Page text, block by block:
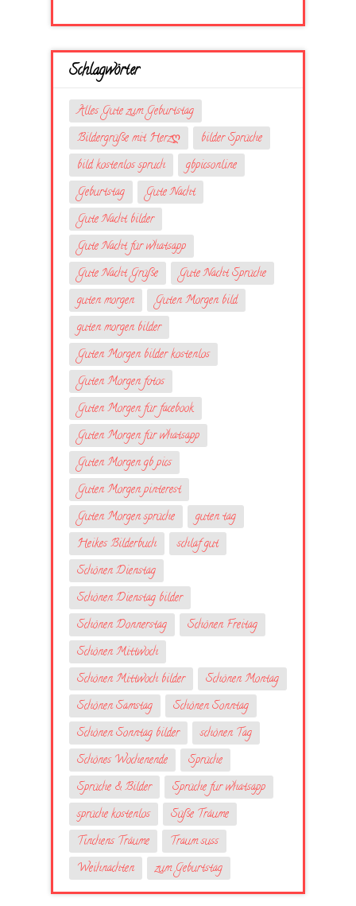
Schlagwörter
Alles Gute zum Geburtstag
Bildergrüße mit Herzღ
bilder Sprüche
bild kostenlos spruch
gbpicsonline
Geburtstag
Gute Nacht
Gute Nacht bilder
Gute Nacht für whatsapp
Gute Nacht Grüße
Gute Nacht Sprüche
guten morgen
Guten Morgen bild
guten morgen bilder
Guten Morgen bilder kostenlos
Guten Morgen fotos
Guten Morgen für facebook
Guten Morgen für whatsapp
Guten Morgen gb pics
Guten Morgen pinterest
Guten Morgen sprüche
guten tag
Heikes Bilderbuch
schlaf gut
Schönen Dienstag
Schönen Dienstag bilder
Schönen Donnerstag
Schönen Freitag
Schönen Mittwoch
Schönen Mittwoch bilder
Schönen Montag
Schönen Samstag
Schönen Sonntag
Schönen Sonntag bilder
schönen Tag
Schönes Wochenende
Sprüche
Sprüche & Bilder
Sprüche fur whatsapp
sprüche kostenlos
Süße Träume
Tinchens Träume
Traum suss
Weihnachten
zum Geburtstag